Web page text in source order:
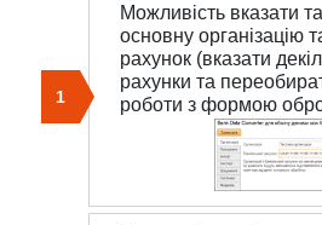
1
Можливість вказати
основну організацію
рахунок (вказати
рахунки та
роботи з формою